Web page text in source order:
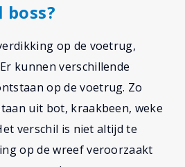
op de voetrug,
kunnen verschillende
op de voetrug. Zo
uit bot, kraakbeen, weke
verschil is niet altijd te
op de wreef veroorzaakt